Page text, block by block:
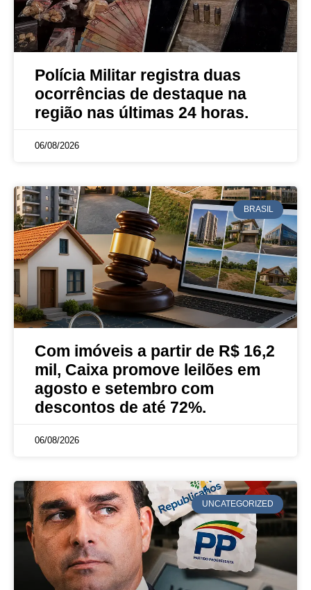
Polícia Militar registra duas
ocorrências de destaque na
região nas últimas 24 horas.
06/08/2026
BRASIL
Com imóveis a partir de R$ 16,2
mil, Caixa promove leilões em
agosto e setembro com
descontos de até 72%.
06/08/2026
UNCATEGORIZED